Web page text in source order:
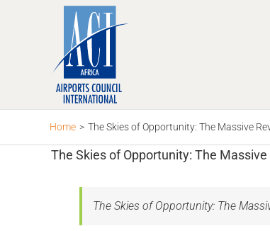
Home > The Skies of Opportunity: The Massive
The Skies of Opportunity: The
The Skies of Opportunity: The